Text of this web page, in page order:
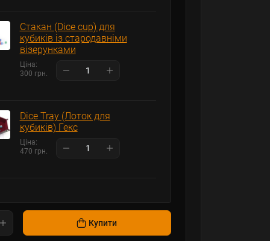
Стакан (Dice cup) для
кубиків із стародавніми
візерунками
Ціна:
300 грн.
Dice Tray (Лоток для
кубиків) Гекс
Ціна:
470 грн.
Купити